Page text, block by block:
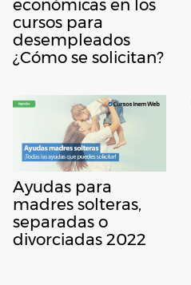
económicas en los
cursos para
desempleados
¿Cómo se solicitan?
Ayudas para
madres solteras,
separadas o
divorciadas 2022